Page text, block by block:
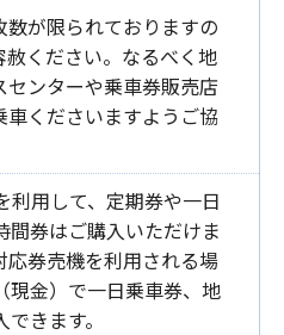
数が限られておりますの
ください。なるべく地
ンターや乗車券販売店
くださいますようご協
利用して、定期券や一日
間券はご購入いただけま
券売機を利用される場
現金）で一日乗車券、地
きます。